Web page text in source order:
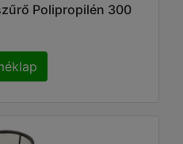
Polipropilén 300